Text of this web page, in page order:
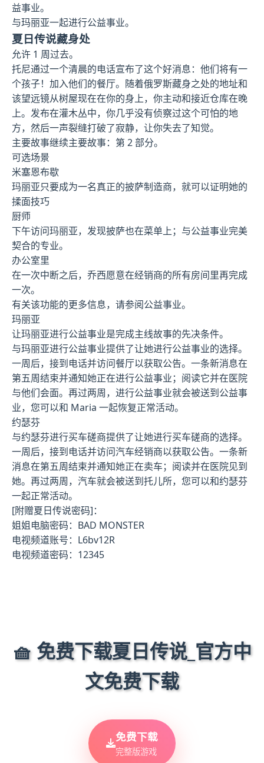
益事业。
与玛丽亚一起进行公益事业。
夏日传说藏身处
允许 1 周过去。
托尼通过一个清晨的电话宣布了这个好消息：他们将有一
个孩子！加入他们的餐厅。随着俄罗斯藏身之处的地址和
该望远镜从树屋现在在你的身上，你主动和接近仓库在晚
上。发布在灌木丛中，你几乎没有侦察过这个可怕的地
方，然后一声裂缝打破了寂静，让你失去了知觉。
主要故事继续主要故事：第 2 部分。
可选场景
米塞恩布歇
玛丽亚只要成为一名真正的披萨制造商，就可以证明她的
揉面技巧
厨师
下午访问玛丽亚，发现披萨也在菜单上；与公益事业完美
契合的专业。
办公室里
在一次中断之后，乔西愿意在经销商的所有房间里再完成
一次。
有关该功能的更多信息，请参阅公益事业。
玛丽亚
让玛丽亚进行公益事业是完成主线故事的先决条件。
与玛丽亚进行公益事业提供了让她进行公益事业的选择。
一周后，接到电话并访问餐厅以获取公告。一条新消息在
第五周结束并通知她正在进行公益事业；阅读它并在医院
与他们会面。再过两周，进行公益事业就会被送到公益事
业，您可以和 Maria 一起恢复正常活动。
约瑟芬
与约瑟芬进行买车磋商提供了让她进行买车磋商的选择。
一周后，接到电话并访问汽车经销商以获取公告。一条新
消息在第五周结束并通知她正在卖车；阅读并在医院见到
她。再过两周，汽车就会被送到托儿所，您可以和约瑟芬
一起正常活动。
[附赠夏日传说密码]：
姐姐电脑密码：BAD MONSTER
电视频道账号：L6bv12R
电视频道密码：12345
🧺 免费下载夏日传说_官方中
文免费下载
免费下载
完整版游戏